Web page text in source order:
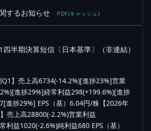
するお知らせ PDF(キャッシュ)
半期決算短信〔日本基準〕（非連結）
Q1】売上高6734(-14.2%)[進捗23%]営業
進捗29%]経常利益298(+199.6%)[進捗
進捗29%] EPS（基）6.04円/株【2026年
売上高28800(-2.2%)営業利益
利益1020(-2.6%)純利益680 EPS（基）